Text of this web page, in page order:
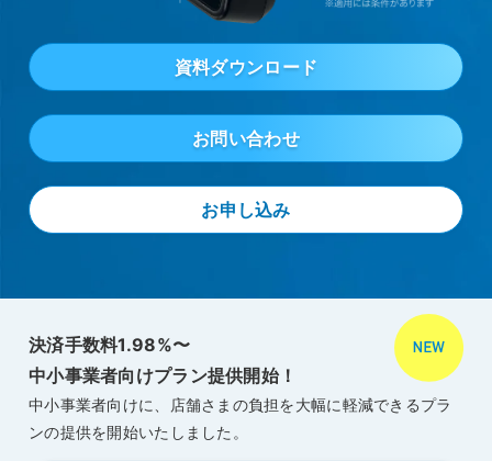
資料ダウンロード
お問い合わせ
お申し込み
決済手数料1.98%〜
中小事業者向けプラン提供開始！
中小事業者向けに、店舗さまの負担を大幅に軽減できるプラ
ンの提供を開始いたしました。